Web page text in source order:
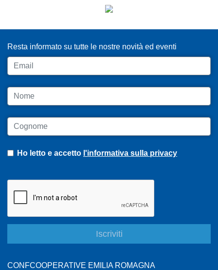
Resta informato su tutte le nostre novità ed eventi
Email
Nome
Cognome
Ho letto e accetto l'informativa sulla privacy
CONFCOOPERATIVE EMILIA ROMAGNA